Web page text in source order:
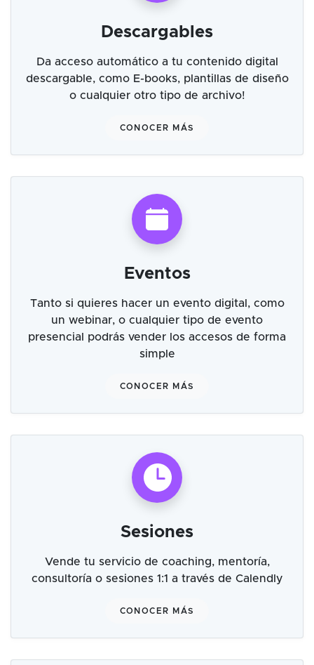
Descargables
Da acceso automático a tu contenido digital
descargable, como E-books, plantillas de diseño
o cualquier otro tipo de archivo!
CONOCER MÁS
Eventos
Tanto si quieres hacer un evento digital, como
un webinar, o cualquier tipo de evento
presencial podrás vender los accesos de forma
simple
CONOCER MÁS
Sesiones
Vende tu servicio de coaching, mentoría,
consultoría o sesiones 1:1 a través de Calendly
CONOCER MÁS